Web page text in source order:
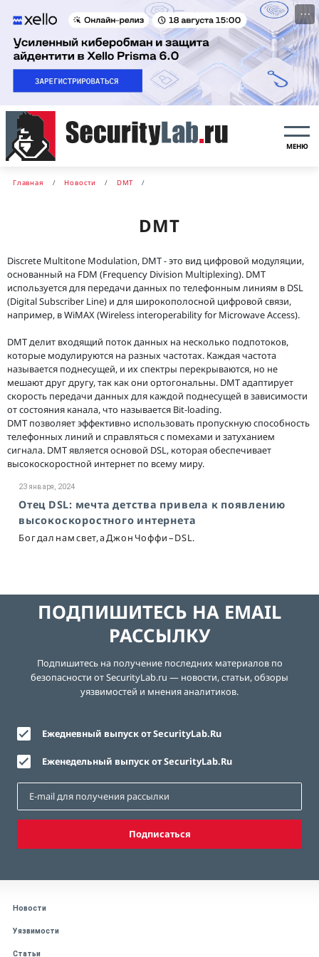
···
МЕНЮ
Главная Новости DMT
DMT
Discrete Multitone Modulation, DMT - это вид цифровой модуляции,
основанный на FDM (Frequency Division Multiplexing). DMT
используется для передачи данных по телефонным линиям в DSL
(Digital Subscriber Line) и для широкополосной цифровой связи,
например, в WiMAX (Wireless interoperability for Microwave Access).
DMT делит входящий поток данных на несколько подпотоков,
которые модулируются на разных частотах. Каждая частота
называется поднесущей, и их спектры перекрываются, но не
мешают друг другу, так как они ортогональны. DMT адаптирует
скорость передачи данных для каждой поднесущей в зависимости
от состояния канала, что называется Bit-loading.
DMT позволяет эффективно использовать пропускную способность
телефонных линий и справляться с помехами и затуханием
сигнала. DMT является основой DSL, которая обеспечивает
высокоскоростной интернет по всему миру.
23 января, 2024
Отец DSL: мечта детства привела к появлению
высокоскоростного интернета
Бог дал нам свет, а Джон Чоффи – DSL.
ПОДПИШИТЕСЬ НА EMAIL
РАССЫЛКУ
Подпишитесь на получение последних материалов по
безопасности от SecurityLab.ru — новости, статьи, обзоры
уязвимостей и мнения аналитиков.
Ежедневный выпуск от SecurityLab.Ru
Еженедельный выпуск от SecurityLab.Ru
Подписаться
Новости
Уязвимости
Статьи